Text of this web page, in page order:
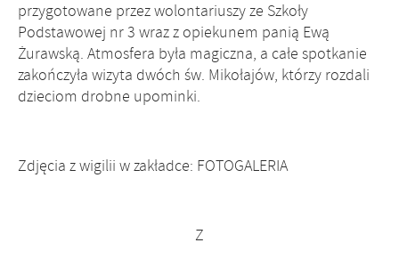
przygotowane przez wolontariuszy ze Szkoły
Podstawowej nr 3 wraz z opiekunem panią Ewą
Żurawską. Atmosfera była magiczna, a całe spotkanie
zakończyła wizyta dwóch św. Mikołajów, którzy rozdali
dzieciom drobne upominki.
Zdjęcia z wigilii w zakładce: FOTOGALERIA
Z